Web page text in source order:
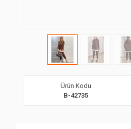
Ürün Kodu
B-42735